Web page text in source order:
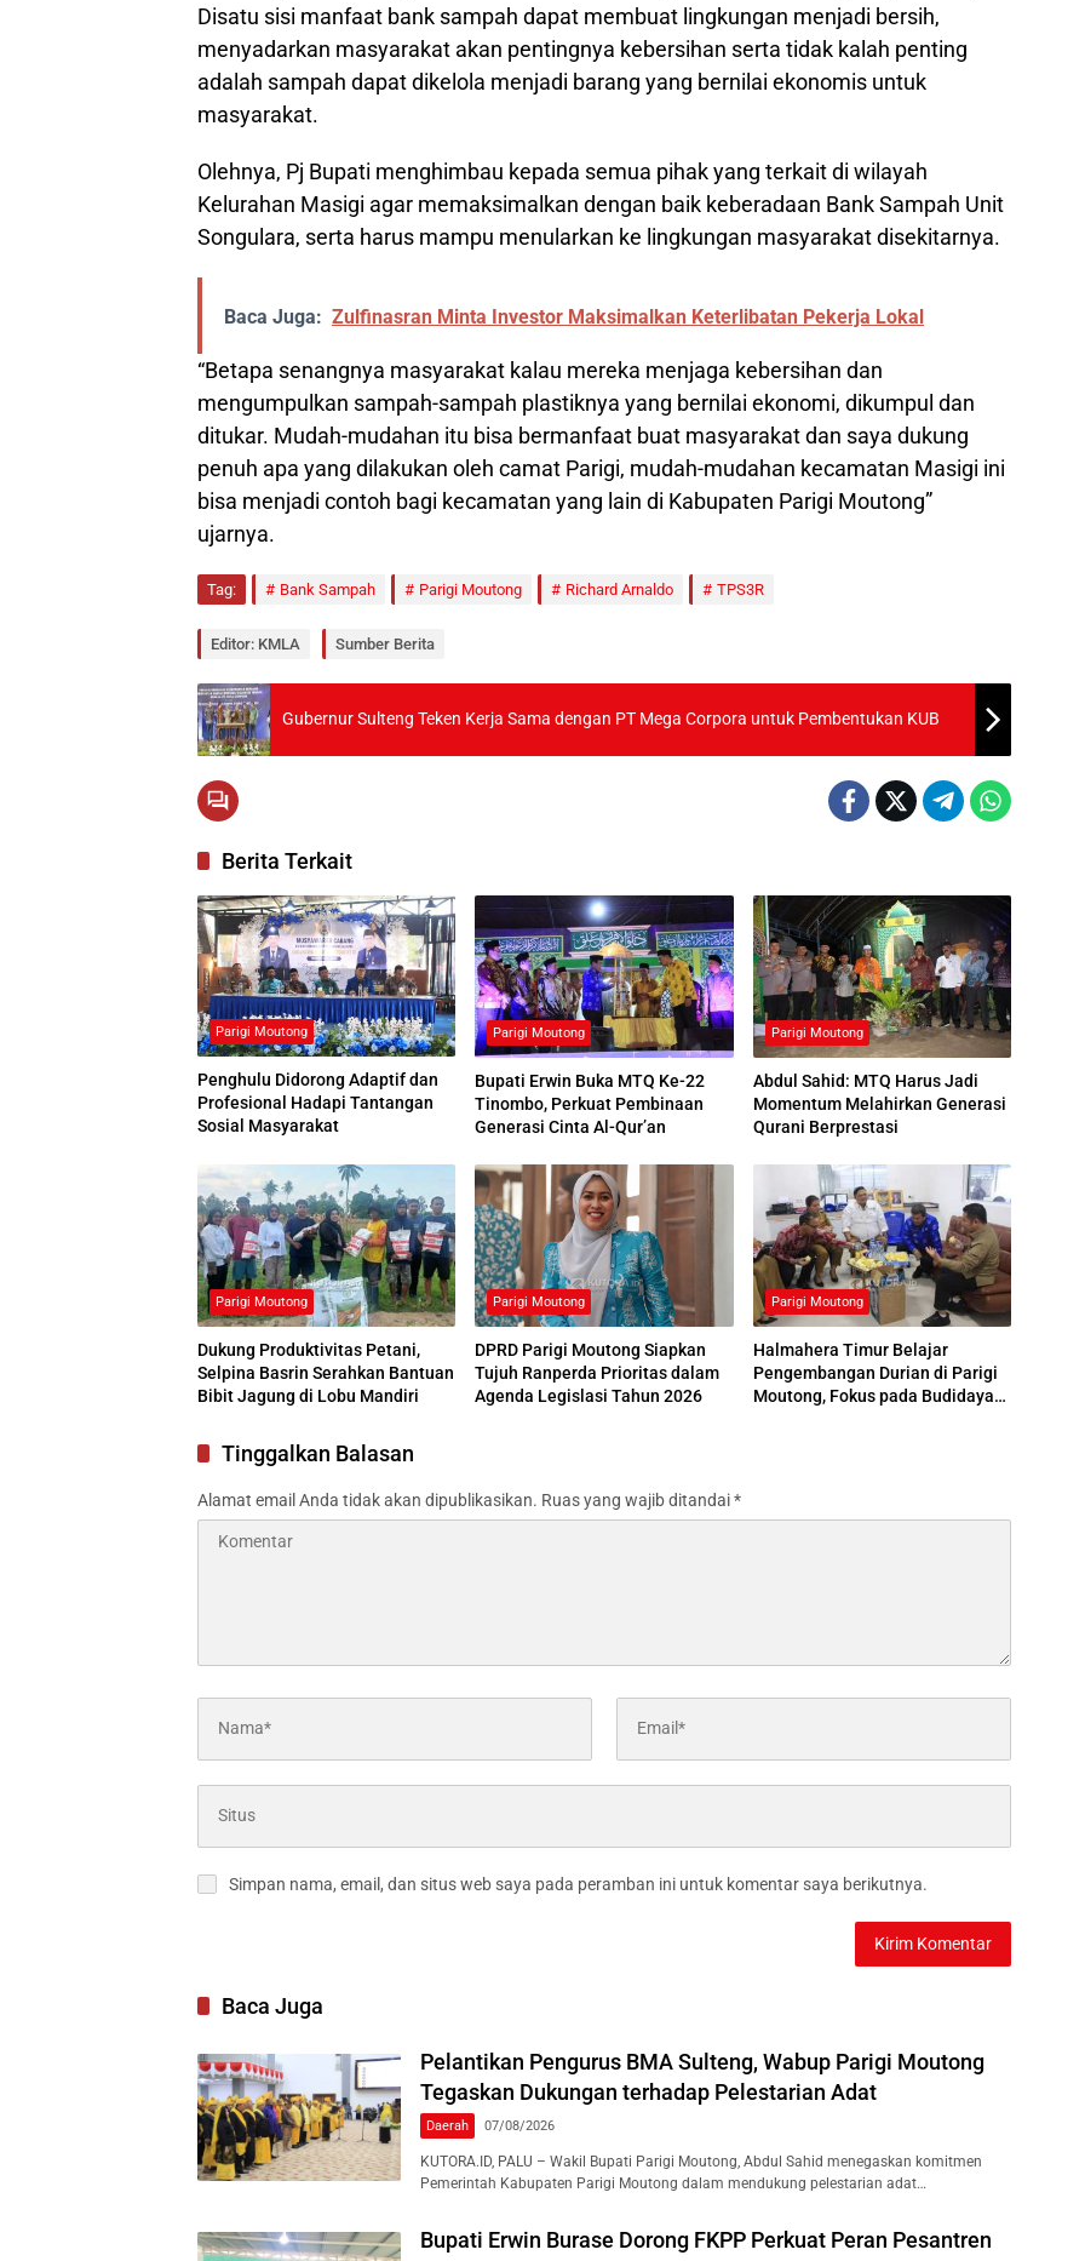
Disatu sisi manfaat bank sampah dapat membuat lingkungan menjadi bersih,
menyadarkan masyarakat akan pentingnya kebersihan serta tidak kalah penting
adalah sampah dapat dikelola menjadi barang yang bernilai ekonomis untuk
masyarakat.
Olehnya, Pj Bupati menghimbau kepada semua pihak yang terkait di wilayah
Kelurahan Masigi agar memaksimalkan dengan baik keberadaan Bank Sampah Unit
Songulara, serta harus mampu menularkan ke lingkungan masyarakat disekitarnya.
Baca Juga: Zulfinasran Minta Investor Maksimalkan Keterlibatan Pekerja Lokal
“Betapa senangnya masyarakat kalau mereka menjaga kebersihan dan
mengumpulkan sampah-sampah plastiknya yang bernilai ekonomi, dikumpul dan
ditukar. Mudah-mudahan itu bisa bermanfaat buat masyarakat dan saya dukung
penuh apa yang dilakukan oleh camat Parigi, mudah-mudahan kecamatan Masigi ini
bisa menjadi contoh bagi kecamatan yang lain di Kabupaten Parigi Moutong”
ujarnya.
Tag: Bank Sampah Parigi Moutong Richard Arnaldo TPS3R
Editor: KMLA Sumber Berita
Gubernur Sulteng Teken Kerja Sama dengan PT Mega Corpora untuk Pembentukan KUB
Berita Terkait
Parigi Moutong
Penghulu Didorong Adaptif dan
Profesional Hadapi Tantangan
Sosial Masyarakat
Parigi Moutong
Bupati Erwin Buka MTQ Ke-22
Tinombo, Perkuat Pembinaan
Generasi Cinta Al-Qur’an
Parigi Moutong
Abdul Sahid: MTQ Harus Jadi
Momentum Melahirkan Generasi
Qurani Berprestasi
Parigi Moutong
Dukung Produktivitas Petani,
Selpina Basrin Serahkan Bantuan
Bibit Jagung di Lobu Mandiri
Parigi Moutong
DPRD Parigi Moutong Siapkan
Tujuh Ranperda Prioritas dalam
Agenda Legislasi Tahun 2026
Parigi Moutong
Halmahera Timur Belajar
Pengembangan Durian di Parigi
Moutong, Fokus pada Budidaya
Tinggalkan Balasan
Alamat email Anda tidak akan dipublikasikan. Ruas yang wajib ditandai*
Simpan nama, email, dan situs web saya pada peramban ini untuk komentar saya berikutnya.
Baca Juga
Pelantikan Pengurus BMA Sulteng, Wabup Parigi Moutong
Tegaskan Dukungan terhadap Pelestarian Adat
Daerah 07/08/2026
KUTORA.ID, PALU – Wakil Bupati Parigi Moutong, Abdul Sahid menegaskan komitmen
Pemerintah Kabupaten Parigi Moutong dalam mendukung pelestarian adat…
Bupati Erwin Burase Dorong FKPP Perkuat Peran Pesantren